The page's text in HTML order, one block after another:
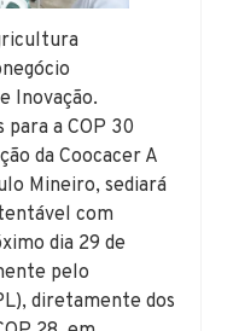
Inovação.
a COP 30
da Coocacer A
Mineiro, sediará
com
dia 29 de
pelo
diretamente dos